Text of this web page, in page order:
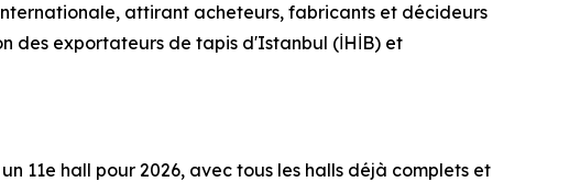
attirant acheteurs, fabricants et décideurs
des exportateurs de tapis d'Istanbul (İHİB) et
11e hall pour 2026, avec tous les halls déjà complets et